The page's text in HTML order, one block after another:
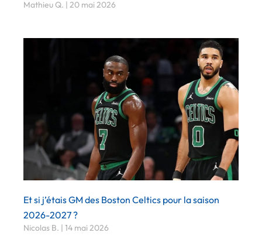
Mathieu Q. 20 mai 2026
Et si j’étais GM des Boston Celtics pour la saison
2026-2027 ?
Nicolas B. 14 mai 2026